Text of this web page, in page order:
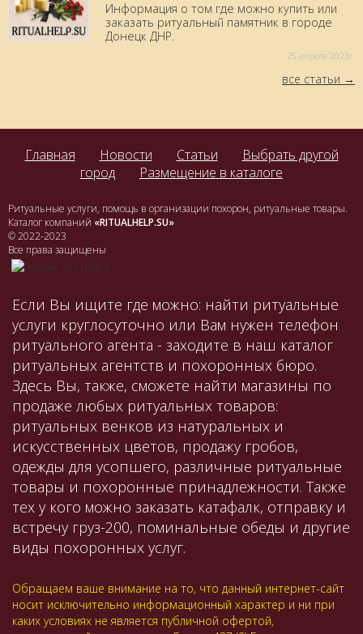
Информация о том где можно купить или
заказать ритуальный памятник в городе
Донецк ДНР.
25 aпреля 2023г.
все статьи
Главная Новости Статьи
Выбрать другой
город
Размещение в каталоге
Ритуальные услуги, помощь в организации похорон, ритуальные товары.
Каталог компаний «RITUALHELP.SU»
© 2022-2023
Все права защищены
Если Вы ищите где можно: найти ритуальные
услуги круглосуточно или Вам нужен телефон
ритуального агента - заходите в наш каталог
ритуальных агентств и похоронных бюро.
Здесь Вы, также, сможете найти магазины по
продаже любых ритуальных товаров:
ритуальных венков из натуральных и
искусственных цветов, продажу гробов,
одежды для усопшего, различные ритуальные
товары и похоронные принадлежности. Также
тех у кого можно заказать катафалк, отправку и
встречу груз-200, поминальные обеды и другие
виды похоронных услуг.
Обращаем ваше внимание на то, что данный интернет-сайт
носит исключительно информационный характер и ни при
каких условиях не является публичной офертой,